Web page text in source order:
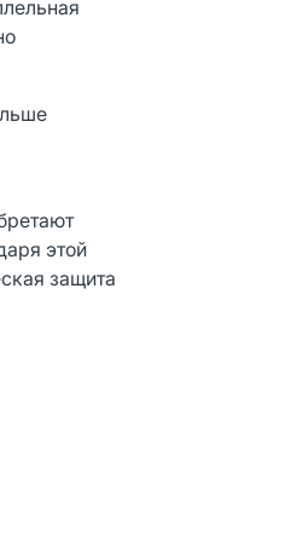
этой
защита